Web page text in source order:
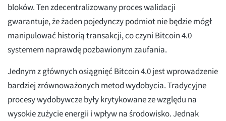
bloków. Ten zdecentralizowany proces walidacji
gwarantuje, że żaden pojedynczy podmiot nie będzie mógł
manipulować historią transakcji, co czyni Bitcoin 4.0
systemem naprawdę pozbawionym zaufania.
Jednym z głównych osiągnięć Bitcoin 4.0 jest wprowadzenie
bardziej zrównoważonych metod wydobycia. Tradycyjne
procesy wydobywcze były krytykowane ze względu na
wysokie zużycie energii i wpływ na środowisko. Jednak